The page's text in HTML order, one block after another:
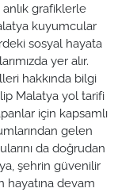
anlık grafiklerle
kuyumcular
sosyal hayata
yer alır.
hakkında bilgi
Malatya yol tarifi
için kapsamlı
gelen
da doğrudan
şehrin güvenilir
hayatına devam